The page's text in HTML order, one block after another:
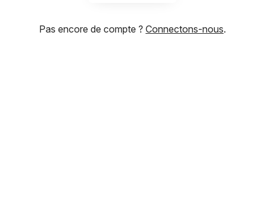
Pas encore de compte ? Connectons-nous.